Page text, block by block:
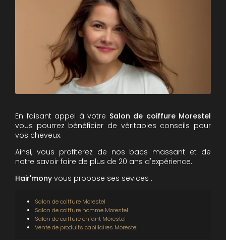
En faisant appel à votre Salon de coiffure Morestel
vous pourrez bénéficier de véritables conseils pour
vos cheveux.
Ainsi, vous profiterez de nos bacs massant et de
notre savoir faire de plus de 20 ans d'expérience.
Hair'mony vous propose ses sevices :
Salon de coiffure Morestel
Salon de coiffure homme Morestel
Salon de coiffure enfant Morestel
Vente de produits capillaires Morestel